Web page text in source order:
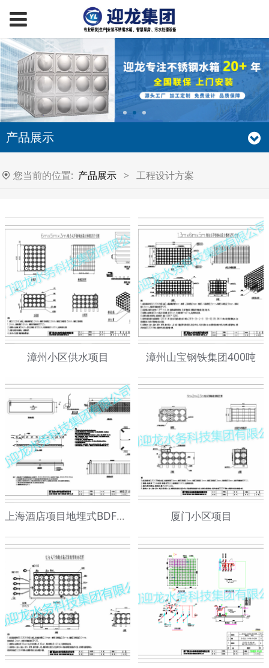
产品展示
您当前的位置: 产品展示 > 工程设计方案
漳州小区供水项目 漳州山宝钢铁集团400吨
上海酒店项目地埋式BDF水箱546吨 厦门小区项目